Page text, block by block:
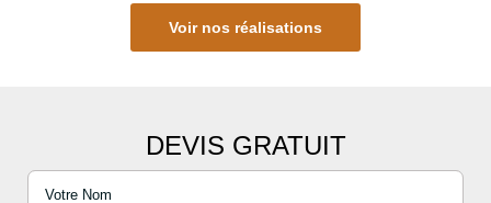
Voir nos réalisations
DEVIS GRATUIT